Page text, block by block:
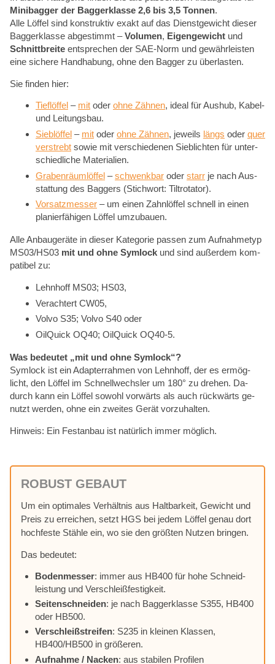
Mi­ni­bag­ger der Bag­ger­klas­se 2,6 bis 3,5 Ton­nen.
Alle Löf­fel sind kon­struk­tiv ex­akt auf das Dienst­ge­wicht die­ser
Bag­ger­klas­se ab­ge­stimmt –Vo­lu­men, Ei­gen­ge­wicht und
Schnitt­brei­te ent­spre­chen der SAE-Norm und ge­währ­leis­ten
eine si­che­re Hand­ha­bung, ohne den Bag­ger zu über­las­ten.
Sie fin­den hier:
Tief­löf­fel– mitoder ohne Zäh­nen, ide­al für Aus­hub, Ka­bel-
und Lei­tungs­bau.
Sieb­löf­fel– mitoder ohne Zäh­nen, je­weils längs oder quer
ver­strebtso­wie mit ver­schie­de­nen Sieb­lich­ten für un­ter­
schied­li­che Ma­te­ria­li­en.
Gra­ben­räum­löf­fel–schwenk­baroder starrje nach Aus­
stat­tung des Bag­gers (Stich­wort: Til­tro­ta­tor).
Vor­satz­mes­ser– um ei­nen Zahn­löf­fel schnell in ei­nen
pla­nier­fä­hi­gen Löf­fel um­zu­bau­en.
Alle An­bau­ge­rä­te in die­ser Ka­te­go­rie pas­sen zum Auf­nah­me­typ
MS03/HS03 mit und ohne Sym­lock und sind au­ßer­dem kom­
pa­ti­bel zu:
Lehn­hoff MS03; HS03,
Ver­ach­tert CW05,
Vol­vo S35; Vol­vo S40 oder
Oil­Quick OQ40; Oil­Quick OQ40‑5.
Was be­deu­tet „mit und ohne Sym­lock“?
Sym­lock ist ein Ad­ap­ter­rah­men von Lehn­hoff, der es er­mög­
licht, den Löf­fel im Schnell­wechs­ler um 180° zu dre­hen. Da­
durch kann ein Löf­fel so­wohl vor­wärts als auch rück­wärts ge­
nutzt wer­den, ohne ein zwei­tes Ge­rät vor­zu­hal­ten.
Hin­weis: Ein Fest­an­bau ist na­tür­lich im­mer mög­lich.
RO­BUST GE­BAUT
Um ein op­ti­ma­les Ver­hält­nis aus Halt­bar­keit, Ge­wicht und
Preis zu er­rei­chen, setzt HGS bei je­dem Löf­fel ge­nau dort
hoch­fes­te Stäh­le ein, wo sie den größ­ten Nut­zen brin­gen.
Das be­deu­tet:
Bo­den­mes­ser: im­mer aus HB400 für hohe Schneid­
leis­tung und Ver­schleiß­fes­tig­keit.
Sei­ten­schnei­den: je nach Bag­ger­klas­se S355, HB400
oder HB500.
Ver­schleiß­strei­fen: S235 in klei­nen Klas­sen,
HB400/HB500 in grö­ße­ren.
Auf­nah­me / Na­cken: aus sta­bi­len Pro­fi­len